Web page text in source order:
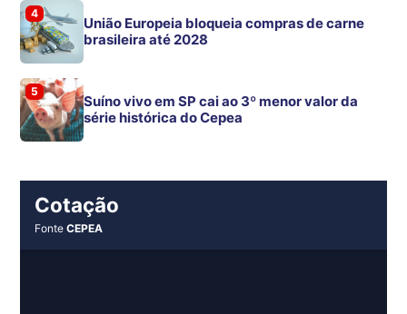
4
União Europeia bloqueia compras de carne
brasileira até 2028
5
Suíno vivo em SP cai ao 3º menor valor da
série histórica do Cepea
Cotação
FonteCEPEA